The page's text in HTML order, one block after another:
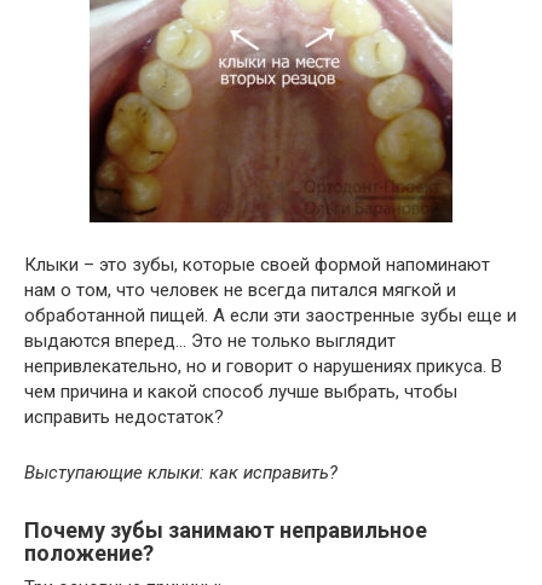
Клыки – это зубы, которые своей формой напоминают
нам о том, что человек не всегда питался мягкой и
обработанной пищей. А если эти заостренные зубы еще и
выдаются вперед… Это не только выглядит
непривлекательно, но и говорит о нарушениях прикуса. В
чем причина и какой способ лучше выбрать, чтобы
исправить недостаток?
Выступающие клыки: как исправить?
Почему зубы занимают неправильное
положение?